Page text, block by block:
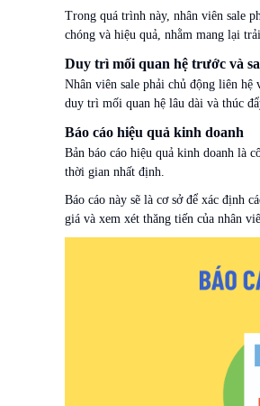
Trong quá trình này, nhân viên sale
chóng và hiệu quả, nhằm mang lại
Duy trì mối quan hệ trước và
Nhân viên sale phải chủ động liên
duy trì mối quan hệ lâu dài và thúc
Báo cáo hiệu quả kinh doanh
Bản báo cáo hiệu quả kinh doanh là
thời gian nhất định.
Báo cáo này sẽ là cơ sở để xác định
giá và xem xét thăng tiến của nhân